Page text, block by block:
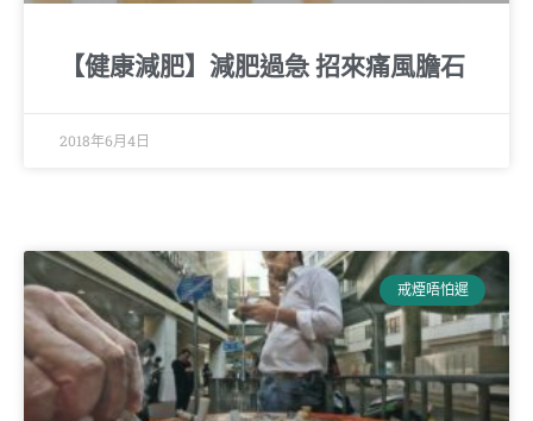
【健康減肥】減肥過急 招來痛風膽石
2018年6月4日
戒煙唔怕遲